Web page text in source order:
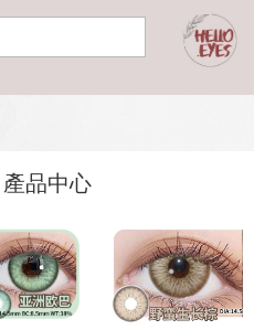
產品中心